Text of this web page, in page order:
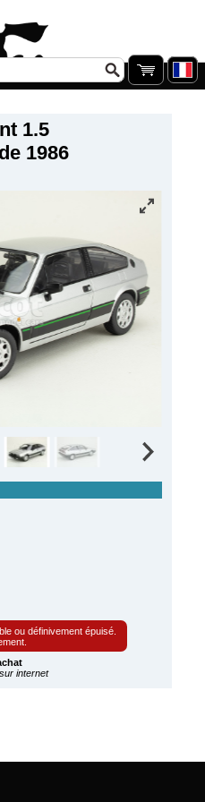
1.5
1986
ou définivement épuisé.
internet